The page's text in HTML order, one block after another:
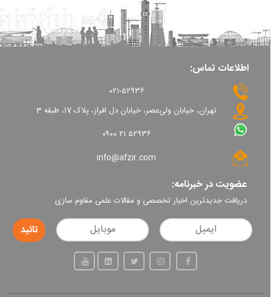
اطلاعات تماس:
۰۲۱-۵۲۹۳۶
تهران، خیابان ولی‌عصر، خیابان دل افراز، پلاک 17، طبقه 3
۰۹۰۰ ۲۱ ۵۲۹۳۶
info@afzir.com
عضویت در خبرنامه:
دریافت جدیدترین اخبار تخصصی و مقالات علمی مقاوم سازی